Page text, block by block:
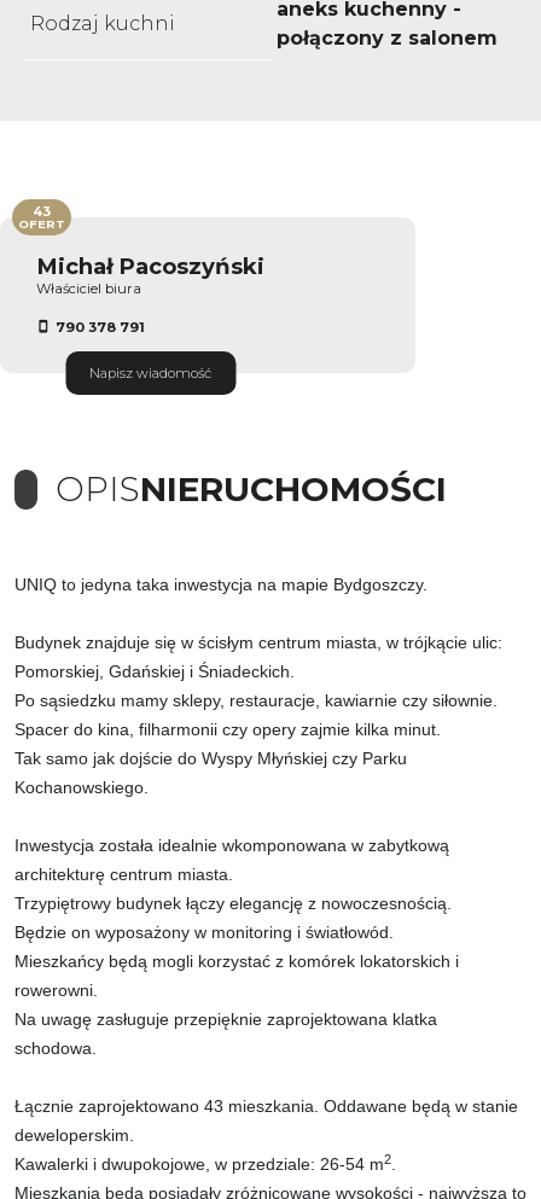
Rodzaj kuchni
aneks kuchenny -
połączony z salonem
Michał Pacoszyński
Właściciel biura
790 378 791
Napisz wiadomość
43
OFERT
OPISNIERUCHOMOŚCI
UNIQ to jedyna taka inwestycja na mapie Bydgoszczy.
Budynek znajduje się w ścisłym centrum miasta, w trójkącie ulic:
Pomorskiej, Gdańskiej i Śniadeckich.
Po sąsiedzku mamy sklepy, restauracje, kawiarnie czy siłownie.
Spacer do kina, filharmonii czy opery zajmie kilka minut.
Tak samo jak dojście do Wyspy Młyńskiej czy Parku
Kochanowskiego.
Inwestycja została idealnie wkomponowana w zabytkową
architekturę centrum miasta.
Trzypiętrowy budynek łączy elegancję z nowoczesnością.
Będzie on wyposażony w monitoring i światłowód.
Mieszkańcy będą mogli korzystać z komórek lokatorskich i
rowerowni.
Na uwagę zasługuje przepięknie zaprojektowana klatka
schodowa.
Łącznie zaprojektowano 43 mieszkania. Oddawane będą w stanie
deweloperskim.
Kawalerki i dwupokojowe, w przedziale: 26-54 m2
Mieszkania będą posiadały zróżnicowane wysokości - najwyższa to